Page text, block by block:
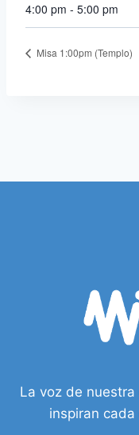
4:00 pm - 5:00 pm
Misa 1:00pm (Templo)
La voz de
inspiran